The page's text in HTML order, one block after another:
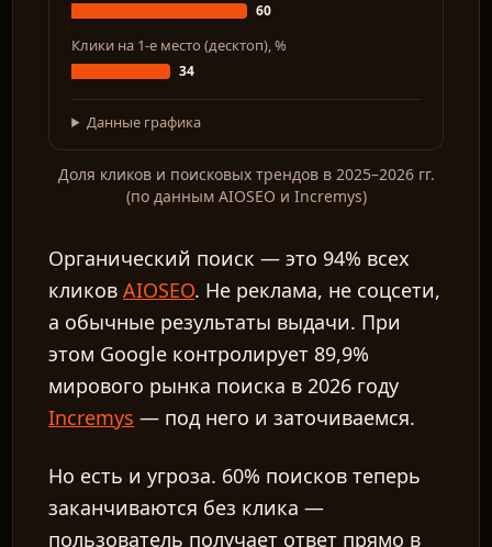
60
Клики на 1-е место (десктоп), %
34
Данные графика
Доля кликов и поисковых трендов в 2025–2026 гг.
(по данным AIOSEO и Incremys)
Органический поиск — это 94% всех
кликовAIOSEO. Не реклама, не соцсети,
а обычные результаты выдачи. При
этом Google контролирует 89,9%
мирового рынка поиска в 2026 году
Incremys — под него и заточиваемся.
Но есть и угроза. 60% поисков теперь
заканчиваются без клика —
пользователь получает ответ прямо в